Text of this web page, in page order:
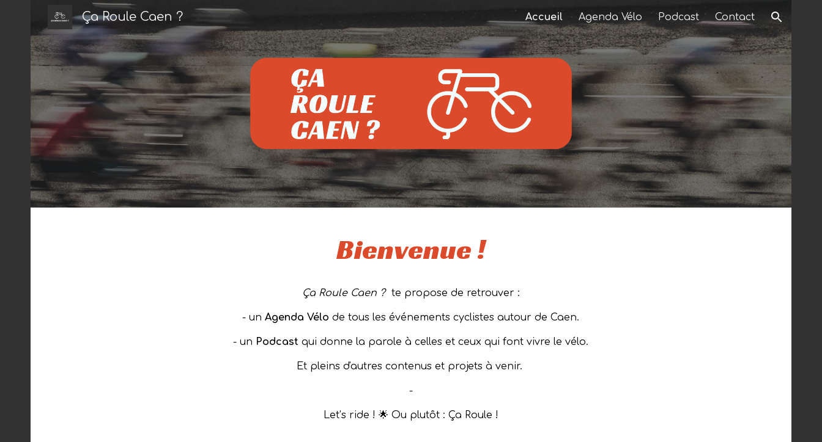
Skip to main content Skip to navigation
Ça Roule Caen ? Accueil Agenda Vélo Podcast Contact
Bienvenue !
Ça Roule Caen ?te propose de retrouver :
- unAgenda Vélo de tous les événements cyclistes autour de Caen.
- un Podcast qui donne la parole à celles et ceux qui font vivre le vélo.
Et pleins d'autres contenus et projets à venir.
-
Let’s ride ! 🌟 Ou plutôt : Ça Roule !